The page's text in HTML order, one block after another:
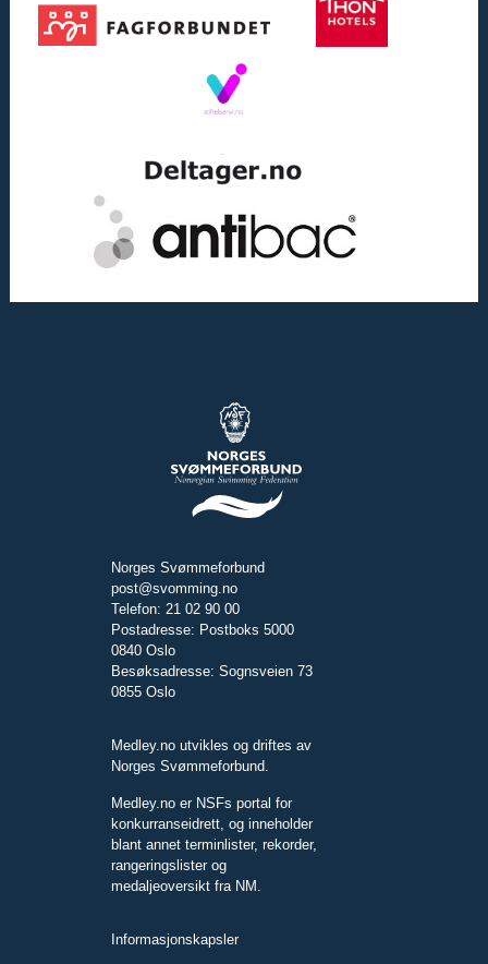
Norges Svømmeforbund
post@svomming.no
Telefon: 21 02 90 00
Postadresse: Postboks 5000
0840 Oslo
Besøksadresse: Sognsveien 73
0855 Oslo
Medley.no utvikles og driftes av
Norges Svømmeforbund.
Medley.no er NSFs portal for
konkurranseidrett, og inneholder
blant annet terminlister, rekorder,
rangeringslister og
medaljeoversikt fra NM.
Informasjonskapsler